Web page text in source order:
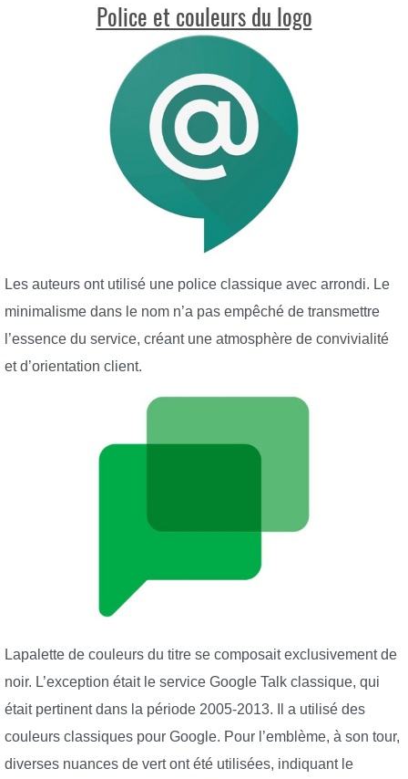
Police et couleurs du logo
Les auteurs ont utilisé une police classique avec arrondi. Le
minimalisme dans le nom n’a pas empêché de transmettre
l’essence du service, créant une atmosphère de convivialité
et d’orientation client.
Lapalette de couleurs du titre se composait exclusivement de
noir. L’exception était le service Google Talk classique, qui
était pertinent dans la période 2005-2013. Il a utilisé des
couleurs classiques pour Google. Pour l’emblème, à son tour,
diverses nuances de vert ont été utilisées, indiquant le